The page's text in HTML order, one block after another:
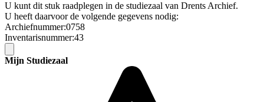
U kunt dit stuk raadplegen in de studiezaal van Drents Archief.
U heeft daarvoor de volgende gegevens nodig:
Archiefnummer:0758
Inventarisnummer:43
Mijn Studiezaal